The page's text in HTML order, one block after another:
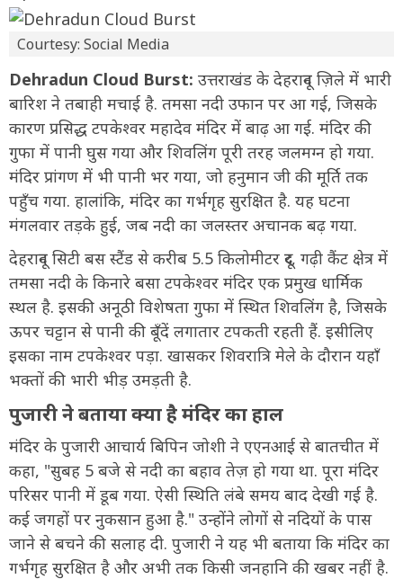
Courtesy: Social Media
Dehradun Cloud Burst: उत्तराखंड के देहरादून ज़िले में भारी
बारिश ने तबाही मचाई है. तमसा नदी उफान पर आ गई, जिसके
कारण प्रसिद्ध टपकेश्वर महादेव मंदिर में बाढ़ आ गई. मंदिर की
गुफा में पानी घुस गया और शिवलिंग पूरी तरह जलमग्न हो गया.
मंदिर प्रांगण में भी पानी भर गया, जो हनुमान जी की मूर्ति तक
पहुँच गया. हालांकि, मंदिर का गर्भगृह सुरक्षित है. यह घटना
मंगलवार तड़के हुई, जब नदी का जलस्तर अचानक बढ़ गया.
देहरादून सिटी बस स्टैंड से करीब 5.5 किलोमीटर दूर, गढ़ी कैंट क्षेत्र में
तमसा नदी के किनारे बसा टपकेश्वर मंदिर एक प्रमुख धार्मिक
स्थल है. इसकी अनूठी विशेषता गुफा में स्थित शिवलिंग है, जिसके
ऊपर चट्टान से पानी की बूँदें लगातार टपकती रहती हैं. इसीलिए
इसका नाम टपकेश्वर पड़ा. खासकर शिवरात्रि मेले के दौरान यहाँ
भक्तों की भारी भीड़ उमड़ती है.
पुजारी ने बताया क्या है मंदिर का हाल
मंदिर के पुजारी आचार्य बिपिन जोशी ने एएनआई से बातचीत में
कहा, "सुबह 5 बजे से नदी का बहाव तेज़ हो गया था. पूरा मंदिर
परिसर पानी में डूब गया. ऐसी स्थिति लंबे समय बाद देखी गई है.
कई जगहों पर नुकसान हुआ है." उन्होंने लोगों से नदियों के पास
जाने से बचने की सलाह दी. पुजारी ने यह भी बताया कि मंदिर का
गर्भगृह सुरक्षित है और अभी तक किसी जनहानि की खबर नहीं है.